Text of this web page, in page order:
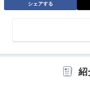
夕食は個室の食事処
中に表現し、目にも
かります。
シェアする
紹